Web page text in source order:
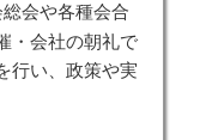
会や各種会合
・会社の朝礼で
行い、政策や実